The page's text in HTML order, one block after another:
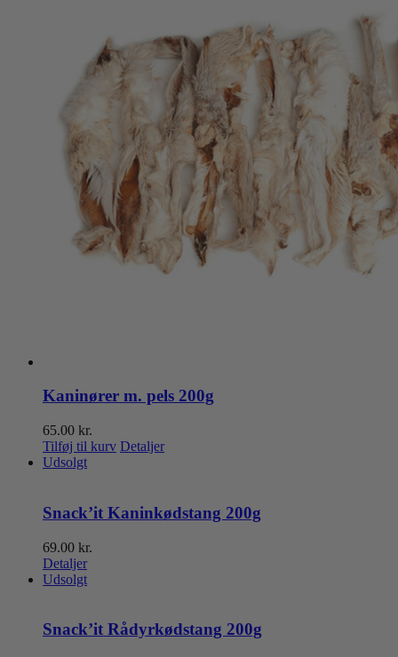
Kaninører m. pels 200g
65.00 kr.
Tilføj til kurv Detaljer
Udsolgt
Snack’it Kaninkødstang 200g
69.00 kr.
Detaljer
Udsolgt
Snack’it Rådyrkødstang 200g